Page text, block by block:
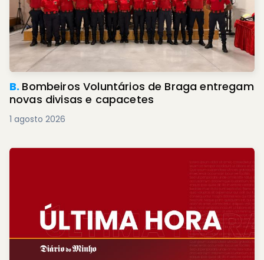
B. Bombeiros Voluntários de Braga entregam
novas divisas e capacetes
1 agosto 2026